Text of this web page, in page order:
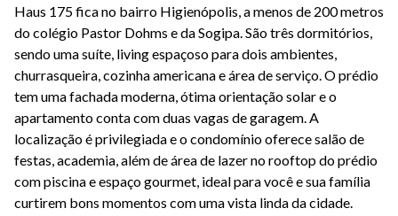
Haus 175 fica no bairro Higienópolis, a menos de 200 metros
do colégio Pastor Dohms e da Sogipa. São três dormitórios,
sendo uma suíte, living espaçoso para dois ambientes,
churrasqueira, cozinha americana e área de serviço. O prédio
tem uma fachada moderna, ótima orientação solar e o
apartamento conta com duas vagas de garagem. A
localização é privilegiada e o condomínio oferece salão de
festas, academia, além de área de lazer no rooftop do prédio
com piscina e espaço gourmet, ideal para você e sua família
curtirem bons momentos com uma vista linda da cidade.